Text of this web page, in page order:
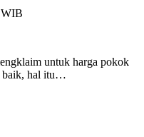
untuk harga pokok
baik, hal itu…